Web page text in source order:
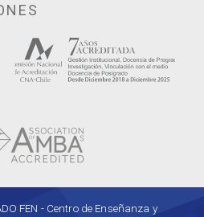
FEN - Centro de Enseñanza y